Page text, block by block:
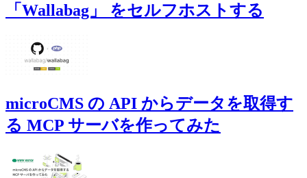
「Wallabag」 をセルフホストする
microCMS の API からデータを取得す
る MCP サーバを作ってみた